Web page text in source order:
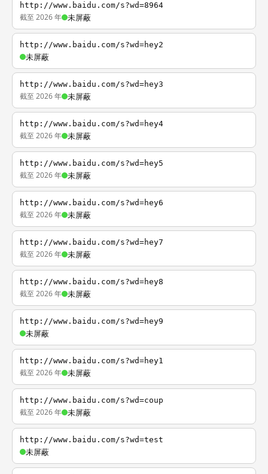
http://www.baidu.com/s?wd=8964
截至 2026 年 未屏蔽
http://www.baidu.com/s?wd=hey2
未屏蔽
http://www.baidu.com/s?wd=hey3
截至 2026 年 未屏蔽
http://www.baidu.com/s?wd=hey4
截至 2026 年 未屏蔽
http://www.baidu.com/s?wd=hey5
截至 2026 年 未屏蔽
http://www.baidu.com/s?wd=hey6
截至 2026 年 未屏蔽
http://www.baidu.com/s?wd=hey7
截至 2026 年 未屏蔽
http://www.baidu.com/s?wd=hey8
截至 2026 年 未屏蔽
http://www.baidu.com/s?wd=hey9
未屏蔽
http://www.baidu.com/s?wd=hey1
截至 2026 年 未屏蔽
http://www.baidu.com/s?wd=coup
截至 2026 年 未屏蔽
http://www.baidu.com/s?wd=test
未屏蔽